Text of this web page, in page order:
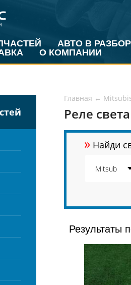
АВТО В РАЗБОР
О КОМПАНИИ
Главная ←
Реле
» Найди
Результаты